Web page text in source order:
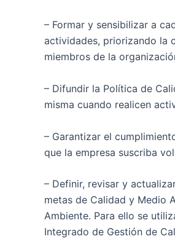
– Formar y sensibilizar a
actividades, priorizando la
miembros de la
– Difundir la Política de
misma cuando realicen
– Garantizar el
que la empresa suscriba
– Definir, revisar y
metas de Calidad y Medio
Ambiente. Para ello se
Integrado de Gestión de